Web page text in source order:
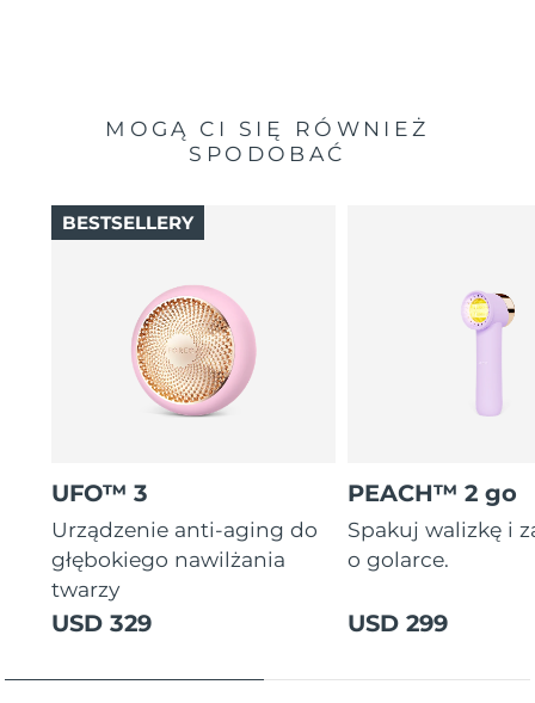
MOGĄ CI SIĘ RÓWNIEŻ
SPODOBAĆ
UFO™ 3
Urządzenie anti-aging do
głębokiego nawilżania
twarzy
USD 329
BESTSELLERY
PEACH™ 2 go
Spakuj walizkę i
o golarce.
USD 299